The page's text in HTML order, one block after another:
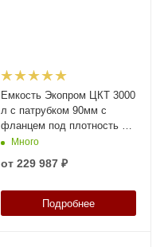
Емкость Экопром ЦКТ 3000
л с патрубком 90мм с
фланцем под плотность до
1,5 г/см³ белая в обрешетке
Много
от 229 987 ₽
Подробнее